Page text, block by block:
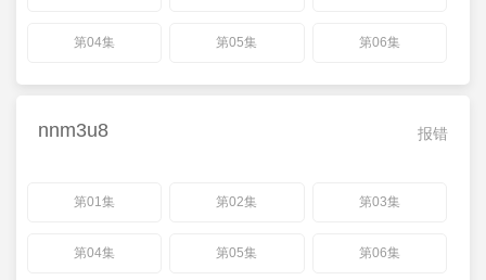
第04集 第05集 第06集
报错
nnm3u8
第01集 第02集 第03集
第04集 第05集 第06集